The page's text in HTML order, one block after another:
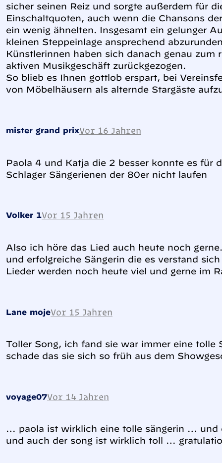
sicher seinen Reiz und sorgte außerdem für
Einschaltquoten, auch wenn die Chansons
ein wenig ähnelten. Insgesamt ein gelunger
kleinen Steppeinlage ansprechend
Künstlerinnen haben sich danach genau zum
aktiven Musikgeschäft zurückgezogen.
So blieb es Ihnen gottlob erspart, bei
von Möbelhäusern als alternde Stargäste
mister grand prixVor 16 Jahren
Paola 4 und Katja die 2 besser konnte es für
Schlager Sängerienen der 80er nicht laufen
Volker 1Vor 15 Jahren
Also ich höre das Lied auch heute noch
und erfolgreiche Sängerin die es verstand
Lieder werden noch heute viel und gerne im
Lane mojeVor 15 Jahren
Toller Song, ich fand sie war immer eine tolle
schade das sie sich so früh aus dem
voyage07Vor 14 Jahren
… paola ist wirklich eine tolle sängerin …
und auch der song ist wirklich toll …